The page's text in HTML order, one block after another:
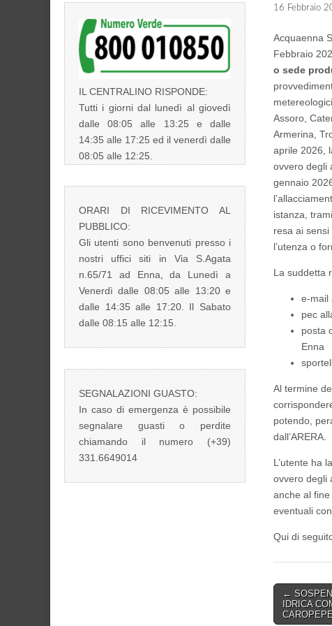
16 Febbraio
Acquaenna
Febbraio
o sede
Assoro,
Armerina,
aprile 2026,
ovvero degli
gennaio
istanza,
resa ai sensi
l’utenza o
La suddetta
e-mail
pec
posta
Enna
Al termine
potendo,
dall’ARERA.
L’utente ha
ovvero degli
anche al
eventuali
Qui di
Post
navigation
←
IDRICA
IL CENTRALINO RISPONDE:
Tutti i giorni dal lunedì al giovedì
dalle 08:05 alle 13:25 e dalle
14:35 alle 17:25 ed il venerdì dalle
08:05 alle 12:25.
ORARI DI RICEVIMENTO AL
PUBBLICO:
Gli utenti sono benvenuti presso i
nostri uffici siti in Via S.Agata
n.65/71 ad Enna, da Lunedì a
Venerdì dalle 08:05 alle 13:20 e
dalle 14:35 alle 17:20. Il Sabato
dalle 08:15 alle 12:15.
SEGNALAZIONI GUASTO:
In caso di emergenza è possibile
segnalare guasti o perdite
chiamando il numero (+39)
331.6649014